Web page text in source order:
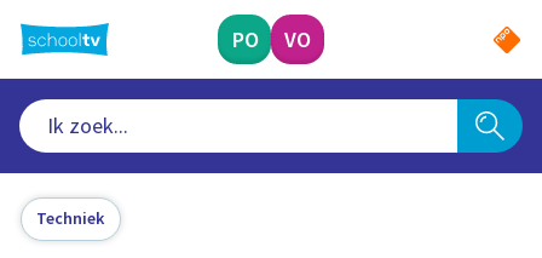
naar
hoofdinhoud
PO VO
Techniek